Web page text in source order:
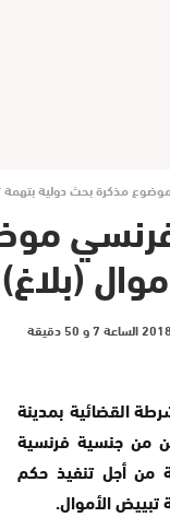
مذكرة بحث دولية بتهمة
(بلاغ)
القضائية بمدينة
من جنسية فرنسية
أجل تنفيذ حكم
الأموال.